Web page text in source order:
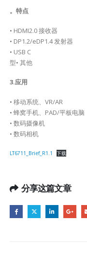
。特点
• HDMI2.0 接收器
• DP1.2/eDP1.4 发射器
• USB C
型• 其他
3.应用
• 移动系统、VR/AR
• 蜂窝手机、PAD/平板电脑
• 数码摄像机
• 数码相机
LT6711_Brief_R1.1 下载
分享这篇文章